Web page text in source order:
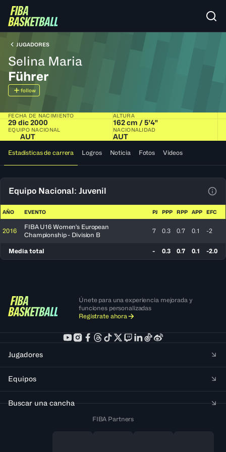
JUGADORES
Selina Maria
Führer
follow
FECHA DE NACIMIENTO
29 dic 2000
ALTURA
162 cm / 5'4"
EQUIPO NACIONAL
AUT
NACIONALIDAD
AUT
Estadísticas de carrera Logros Noticia Fotos Videos
Equipo Nacional: Juvenil
AÑO EVENTO PJ PPP RPP APP EFC
2016
FIBA U16 Women's European
Championship - Division B
7 0.3 0.7 0.1 -2
Media total - 0.3 0.7 0.1 -2.0
Únete para una experiencia mejorada y
funciones personalizadas
Regístrate ahora
Jugadores
Equipos
Buscar una cancha
FIBA Partners